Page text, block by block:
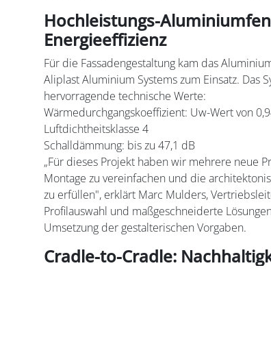
Hochleistungs-
Energieeffizienz
Für die Fassadengestaltung kam das
Aliplast Aluminium Systems zum Einsatz. Das
hervorragende technische Werte:
Wärmedurchgangskoeffizient: Uw-Wert von
Luftdichtheitsklasse 4
Schalldämmung: bis zu 47,1 dB
„Für dieses Projekt haben wir mehrere neue
Montage zu vereinfachen und die
zu erfüllen", erklärt Marc Mulders,
Profilauswahl und maßgeschneiderte
Umsetzung der gestalterischen Vorgaben.​
Cradle-to-Cradle: